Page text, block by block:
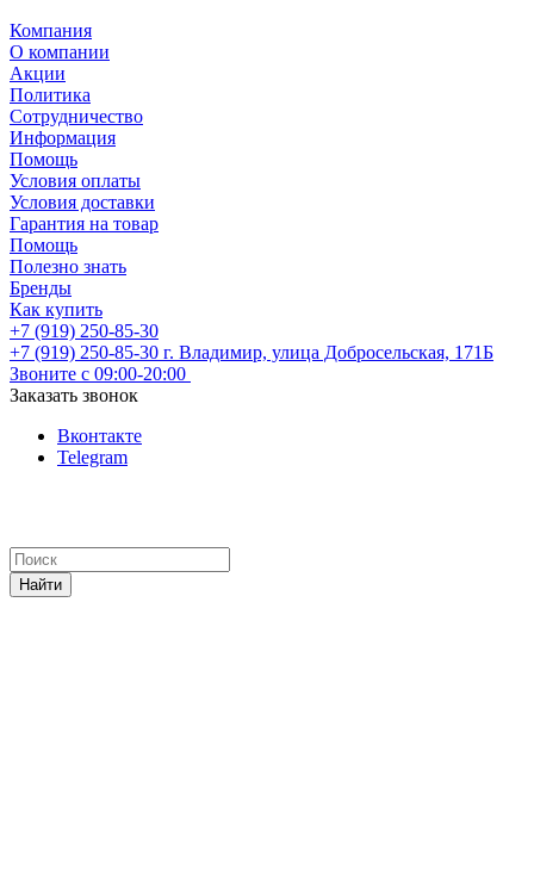
Компания
О компании
Акции
Политика
Сотрудничество
Информация
Помощь
Условия оплаты
Условия доставки
Гарантия на товар
Помощь
Полезно знать
Бренды
Как купить
+7 (919) 250-85-30
+7 (919) 250-85-30 г. Владимир, улица Добросельская, 171Б
Звоните с 09:00-20:00
Заказать звонок
Вконтакте
Telegram
Найти